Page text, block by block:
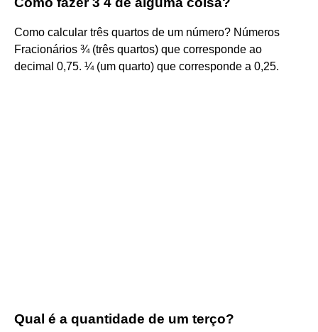
Como calcular três quartos de um número? Números
Fracionários ¾ (três quartos) que corresponde ao
decimal 0,75. ¼ (um quarto) que corresponde a 0,25.
Qual é a quantidade de um terço?